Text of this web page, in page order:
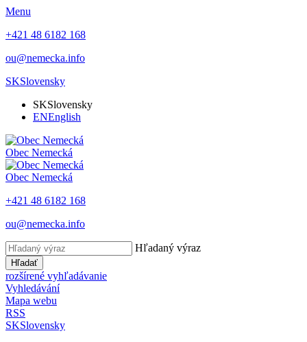
Menu
+421 48 6182 168
ou@nemecka.info
SKSlovensky
SKSlovensky
ENEnglish
Obec Nemecká
Obec Nemecká
+421 48 6182 168
ou@nemecka.info
Hľadaný výraz
Hľadať
rozšírené vyhľadávanie
Vyhledávání
Mapa webu
RSS
SKSlovensky